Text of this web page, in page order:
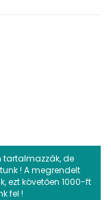
tartalmazzák, de
! A megrendelt
ezt követően 1000-ft
fel !